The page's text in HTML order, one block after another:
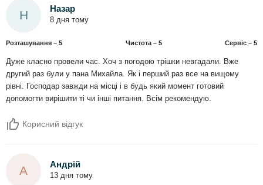
Н Назар
8 дня тому
Розташування – 5 Чистота – 5 Сервіс – 5
Дуже класно провели час. Хоч з погодою трішки невгадали. Вже
другий раз були у пана Михайла. Як і перший раз все на вищому
рівні. Господар завжди на місці і в будь який момент готовий
допомогти вирішити ті чи інші питання. Всім рекомендую.
Корисний відгук
А Андрій
13 дня тому